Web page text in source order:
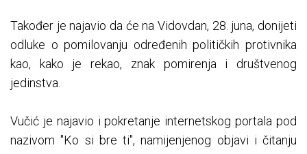
Također je najavio da će na Vidovdan, 28. juna, donijeti
odluke o pomilovanju određenih političkih protivnika
kao, kako je rekao, znak pomirenja i društvenog
jedinstva.
Vučić je najavio i pokretanje internetskog portala pod
nazivom "Ko si bre ti", namijenjenog objavi i čitanju